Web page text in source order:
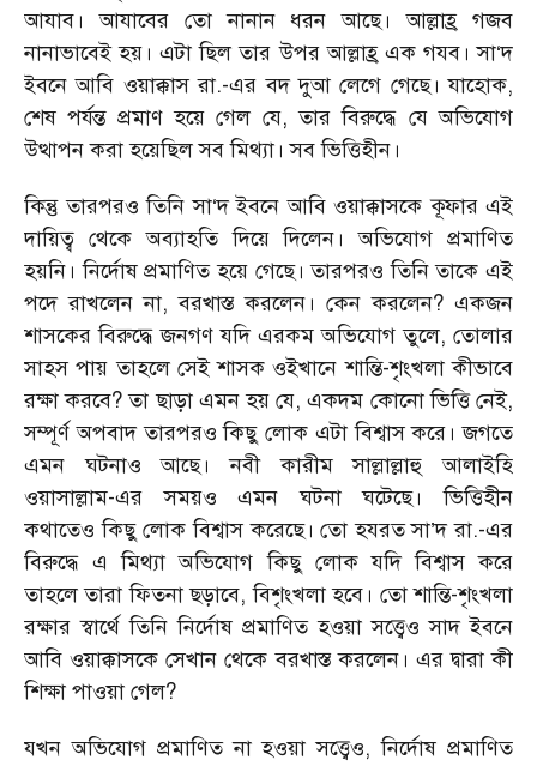
আযাব। আযাবের তো নানান ধরন আছে। আল্লাহ্র গজব
নানাভাবেই হয়। এটা ছিল তার উপর আল্লাহ্র এক গযব। সা‘দ
ইবনে আবি ওয়াক্কাস রা.-এর বদ দুআ লেগে গেছে। যাহোক,
শেষ পর্যন্ত প্রমাণ হয়ে গেল যে, তার বিরুদ্ধে যে অভিযোগ
উত্থাপন করা হয়েছিল সব মিথ্যা। সব ভিত্তিহীন।
কিন্তু তারপরও তিনি সা‘দ ইবনে আবি ওয়াক্কাসকে কূফার এই
দায়িত্ব থেকে অব্যাহতি দিয়ে দিলেন। অভিযোগ প্রমাণিত
হয়নি। নির্দোষ প্রমাণিত হয়ে গেছে। তারপরও তিনি তাকে এই
পদে রাখলেন না, বরখাস্ত করলেন। কেন করলেন? একজন
শাসকের বিরুদ্ধে জনগণ যদি এরকম অভিযোগ তুলে, তোলার
সাহস পায় তাহলে সেই শাসক ওইখানে শান্তি-শৃংখলা কীভাবে
রক্ষা করবে? তা ছাড়া এমন হয় যে, একদম কোনো ভিত্তি নেই,
সম্পূর্ণ অপবাদ তারপরও কিছু লোক এটা বিশ্বাস করে। জগতে
এমন ঘটনাও আছে। নবী কারীম সাল্লাল্লাহু আলাইহি
ওয়াসাল্লাম-এর সময়ও এমন ঘটনা ঘটেছে। ভিত্তিহীন
কথাতেও কিছু লোক বিশ্বাস করেছে। তো হযরত সা’দ রা.-এর
বিরুদ্ধে এ মিথ্যা অভিযোগ কিছু লোক যদি বিশ্বাস করে
তাহলে তারা ফিতনা ছড়াবে, বিশৃংখলা হবে। তো শান্তি-শৃংখলা
রক্ষার স্বার্থে তিনি নির্দোষ প্রমাণিত হওয়া সত্ত্বেও সাদ ইবনে
আবি ওয়াক্কাসকে সেখান থেকে বরখাস্ত করলেন। এর দ্বারা কী
শিক্ষা পাওয়া গেল?
যখন অভিযোগ প্রমাণিত না হওয়া সত্ত্বেও, নির্দোষ প্রমাণিত